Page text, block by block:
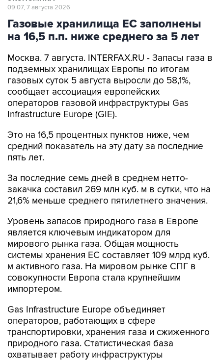
09:07, 7 августа 2026
Газовые хранилища ЕС заполнены
на 16,5 п.п. ниже среднего за 5 лет
Москва. 7 августа. INTERFAX.RU - Запасы газа в
подземных хранилищах Европы по итогам
газовых суток 5 августа выросли до 58,1%,
сообщает ассоциация европейских
операторов газовой инфраструктуры Gas
Infrastructure Europe (GIE).
Это на 16,5 процентных пунктов ниже, чем
средний показатель на эту дату за последние
пять лет.
За последние семь дней в среднем нетто-
закачка составил 269 млн куб. м в сутки, что на
21,6% меньше среднего пятилетнего значения.
Уровень запасов природного газа в Европе
является ключевым индикатором для
мирового рынка газа. Общая мощность
системы хранения ЕС составляет 109 млрд куб.
м активного газа. На мировом рынке СПГ в
совокупности Европа стала крупнейшим
импортером.
Gas Infrastructure Europe объединяет
операторов, работающих в сфере
транспортировки, хранения газа и сжиженного
природного газа. Статистическая база
охватывает работу инфраструктуры